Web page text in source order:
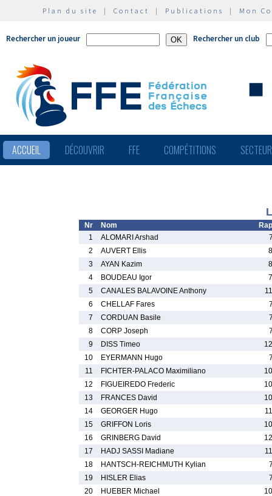
Plan du site | Contact | Publications | Mon
Rechercher un joueur Rechercher un club
ACCUEIL DÉCOUVRIR FFE COMPÉTITIONS
Nr Nom
1
ALOMARI Arshad
2
AUVERT Ellis
3
AYAN Kazim
4
BOUDEAU Igor
5
CANALES BALAVOINE Anthony
6
CHELLAF Fares
7
CORDUAN Basile
8
CORP Joseph
9
DISS Timeo
10
EYERMANN Hugo
11
FICHTER-PALACO Maximiliano
12
FIGUEIREDO Frederic
13
FRANCES David
14
GEORGER Hugo
15
GRIFFON Loris
16
GRINBERG David
17
HADJ SASSI Madiane
18
HANTSCH-REICHMUTH Kylian
19
HISLER Elias
20
HUEBER Michael